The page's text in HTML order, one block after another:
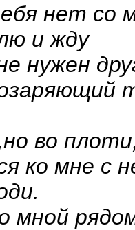
нет со
и жду
нужен
во
ко мне с
мной